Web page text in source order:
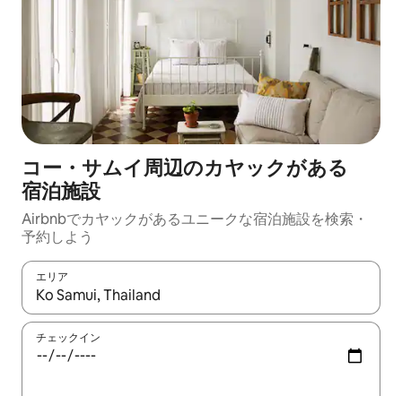
コー・サムイ周辺のカ⁠ヤ⁠ッ⁠ク⁠があ⁠る
宿⁠泊⁠施⁠設
Airbnbでカヤックがあるユニークな宿泊施設を検索・
予約しよう
エリア
検索結果が表示されたら、上下の矢印キーを使って移動するか
チェックイン